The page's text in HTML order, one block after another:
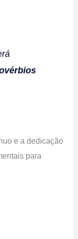
e a dedicação
para